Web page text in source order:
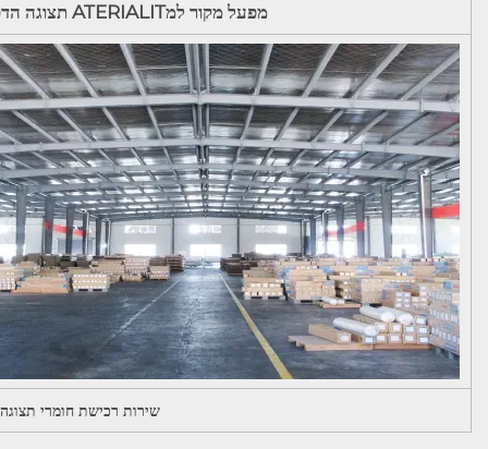
מפעל מקור למATERIALIT תצוגה הדפסה
שירות רכישת חומרי